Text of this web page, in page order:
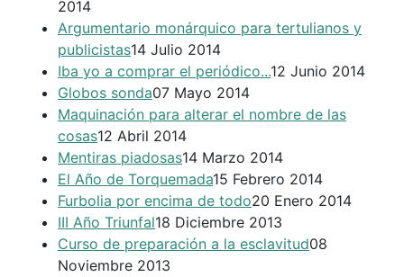
2014
Argumentario monárquico para tertulianos y
publicistas14 Julio 2014
Iba yo a comprar el periódico...12 Junio 2014
Globos sonda07 Mayo 2014
Maquinación para alterar el nombre de las
cosas12 Abril 2014
Mentiras piadosas14 Marzo 2014
El Año de Torquemada15 Febrero 2014
Furbolia por encima de todo20 Enero 2014
III Año Triunfal18 Diciembre 2013
Curso de preparación a la esclavitud08
Noviembre 2013